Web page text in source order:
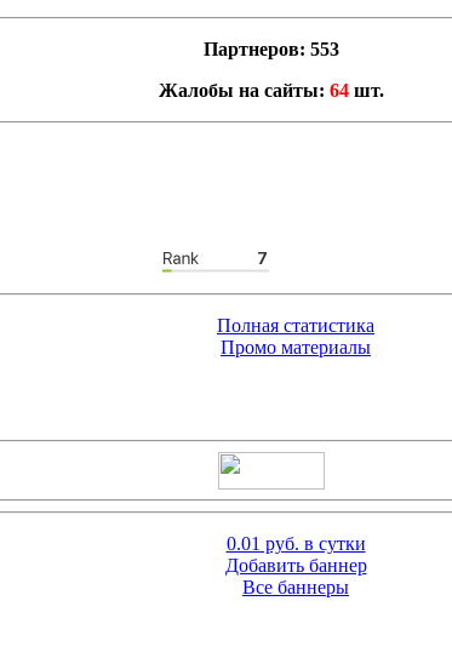
Партнеров: 553
Жалобы на сайты: 64 шт.
Полная статистика
Промо материалы
0.01 руб. в сутки
Добавить баннер
Все баннеры